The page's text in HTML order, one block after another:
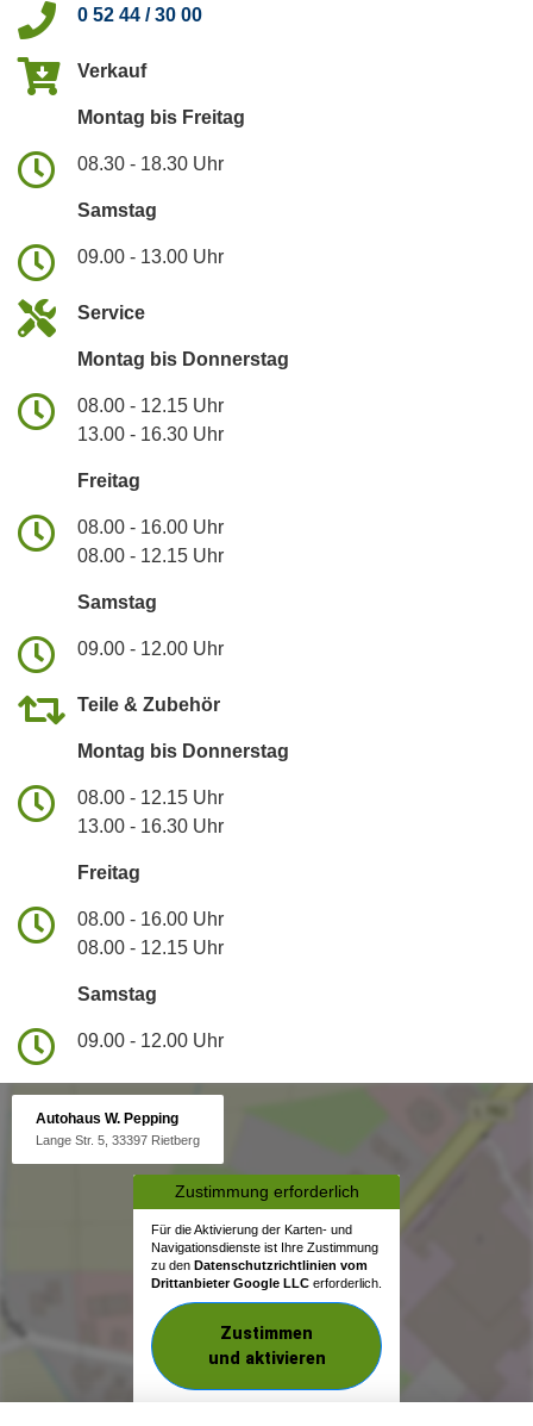
0 52 44 / 30 00
Verkauf
Montag bis Freitag
08.30 - 18.30 Uhr
Samstag
09.00 - 13.00 Uhr
Service
Montag bis Donnerstag
08.00 - 12.15 Uhr
13.00 - 16.30 Uhr
Freitag
08.00 - 16.00 Uhr
08.00 - 12.15 Uhr
Samstag
09.00 - 12.00 Uhr
Teile & Zubehör
Montag bis Donnerstag
08.00 - 12.15 Uhr
13.00 - 16.30 Uhr
Freitag
08.00 - 16.00 Uhr
08.00 - 12.15 Uhr
Samstag
09.00 - 12.00 Uhr
Autohaus W. Pepping
Lange Str. 5, 33397 Rietberg
Zustimmung erforderlich
Für die Aktivierung der Karten- und
Navigationsdienste ist Ihre Zustimmung
zu den Datenschutzrichtlinien vom
Drittanbieter Google LLC erforderlich.
Zustimmen
und aktivieren